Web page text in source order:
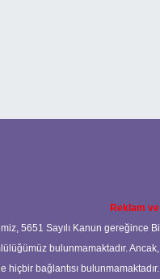
Reklam
5651 Sayılı Kanun gereğince
bulunmamaktadır.
hiçbir bağlantısı